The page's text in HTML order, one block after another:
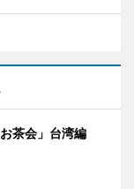
茶会」台湾編